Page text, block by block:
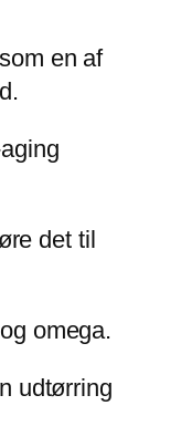
en af
det til
omega.
udtørring